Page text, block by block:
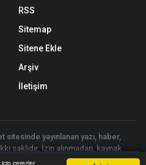
çerezler
RSS
Sitemap
Sitene Ekle
Arşiv
İletişim
yayınlanan yazı, haber,
saklıdır. İzin alınmadan, kaynak